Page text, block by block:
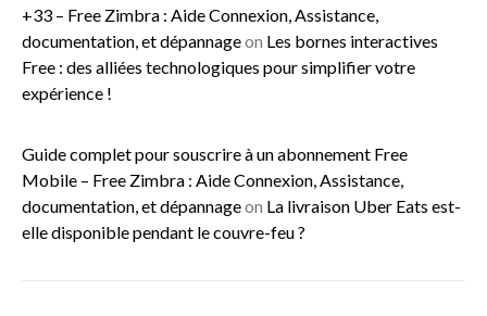
+33 – Free Zimbra : Aide Connexion, Assistance,
documentation, et dépannageon Les bornes interactives
Free : des alliées technologiques pour simplifier votre
expérience !
Guide complet pour souscrire à un abonnement Free
Mobile – Free Zimbra : Aide Connexion, Assistance,
documentation, et dépannageon La livraison Uber Eats est-
elle disponible pendant le couvre-feu ?